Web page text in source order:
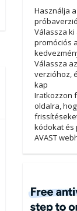
Használja
Válassza ki
promóciós
Válassza
verzióhoz,
kap
Iratkozzon
oldalra,
kódokat és
AVAST